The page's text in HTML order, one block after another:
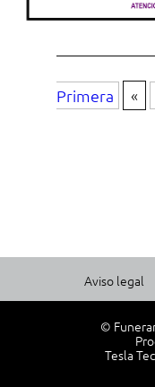
Primera
«
Aviso legal
©
Tesla